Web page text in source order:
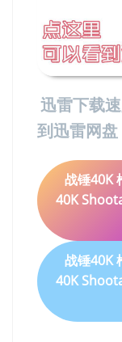
迅雷下载
到迅雷网
战锤40K
40K
战锤40K
40K